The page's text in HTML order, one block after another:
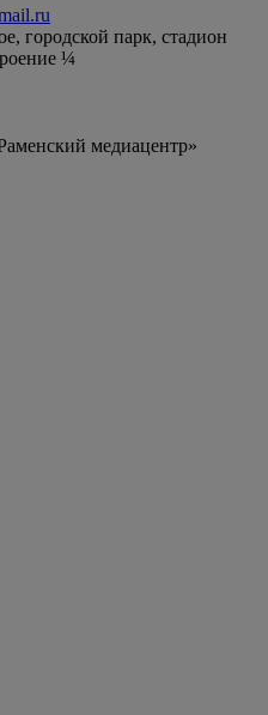
городской парк, стадион
¼
медиацентр»